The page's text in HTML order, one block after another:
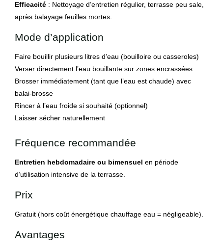
Efficacité : Nettoyage d’entretien régulier, terrasse peu sale,
après balayage feuilles mortes.
Mode d’application
Faire bouillir plusieurs litres d’eau (bouilloire ou casseroles)
Verser directement l’eau bouillante sur zones encrassées
Brosser immédiatement (tant que l’eau est chaude) avec
balai-brosse
Rincer à l’eau froide si souhaité (optionnel)
Laisser sécher naturellement
Fréquence recommandée
Entretien hebdomadaire ou bimensuel en période
d’utilisation intensive de la terrasse.
Prix
Gratuit (hors coût énergétique chauffage eau = négligeable).
Avantages